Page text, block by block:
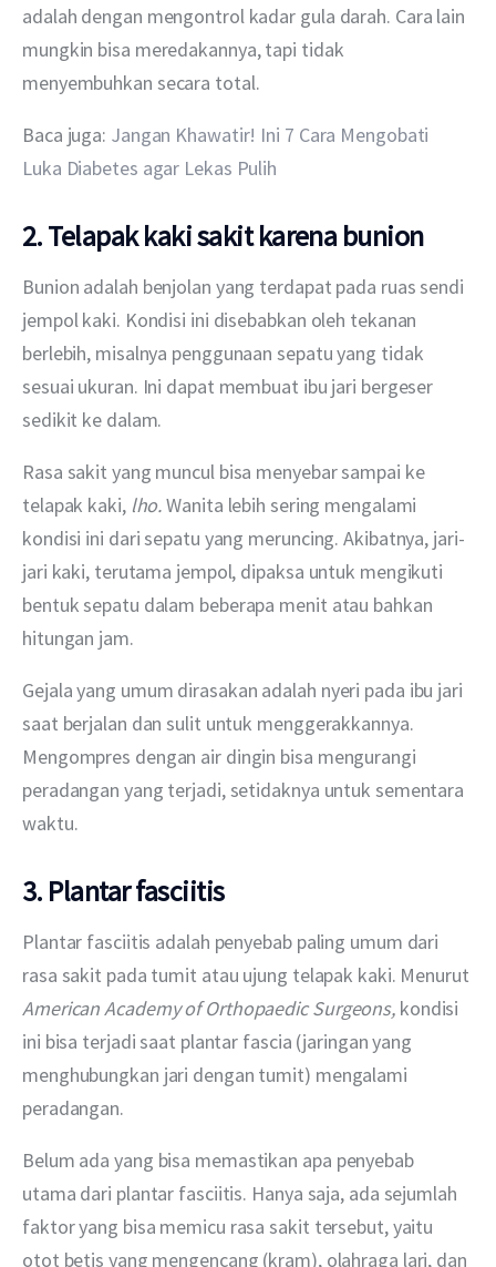
adalah dengan mengontrol kadar gula darah. Cara lain
mungkin bisa meredakannya, tapi tidak
menyembuhkan secara total.
Baca juga: Jangan Khawatir! Ini 7 Cara Mengobati
Luka Diabetes agar Lekas Pulih
2. Telapak kaki sakit karena bunion
Bunion adalah benjolan yang terdapat pada ruas sendi
jempol kaki. Kondisi ini disebabkan oleh tekanan
berlebih, misalnya penggunaan sepatu yang tidak
sesuai ukuran. Ini dapat membuat ibu jari bergeser
sedikit ke dalam.
Rasa sakit yang muncul bisa menyebar sampai ke
telapak kaki, lho. Wanita lebih sering mengalami
kondisi ini dari sepatu yang meruncing. Akibatnya, jari-
jari kaki, terutama jempol, dipaksa untuk mengikuti
bentuk sepatu dalam beberapa menit atau bahkan
hitungan jam.
Gejala yang umum dirasakan adalah nyeri pada ibu jari
saat berjalan dan sulit untuk menggerakkannya.
Mengompres dengan air dingin bisa mengurangi
peradangan yang terjadi, setidaknya untuk sementara
waktu.
3. Plantar fasciitis
Plantar fasciitis adalah penyebab paling umum dari
rasa sakit pada tumit atau ujung telapak kaki. Menurut
American Academy of Orthopaedic Surgeons, kondisi
ini bisa terjadi saat plantar fascia (jaringan yang
menghubungkan jari dengan tumit) mengalami
peradangan.
Belum ada yang bisa memastikan apa penyebab
utama dari plantar fasciitis. Hanya saja, ada sejumlah
faktor yang bisa memicu rasa sakit tersebut, yaitu
otot betis yang mengencang (kram), olahraga lari, dan